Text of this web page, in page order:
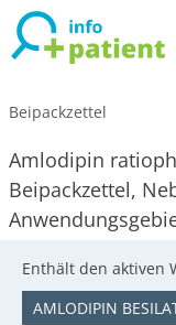
Beipackzettel
Amlodipin
Beipackzettel,
Enthält den aktiven
AMLODIPIN